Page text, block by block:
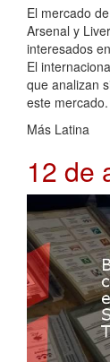
El mercado
Arsenal y
interesados
El
que analizan
este
Más Latina
12 de